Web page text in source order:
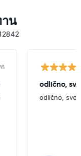
าน
odlično,
odlično, sve